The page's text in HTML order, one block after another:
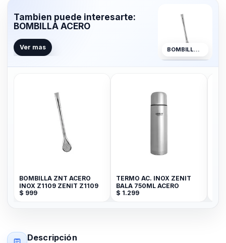
Tambien puede interesarte:
BOMBILLA ACERO
Ver mas BOMBILLA ACERO
BOMBILLA ZNT ACERO
INOX Z1109 ZENIT Z1109
$ 999
TERMO AC. INOX ZENIT
BALA 750ML ACERO
$ 1.299
Descripción